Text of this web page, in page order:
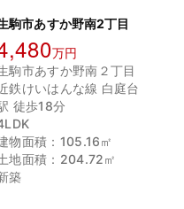
駒市あすか野南2丁目
万円
駒市あすか野南２丁目
鉄けいはんな線 白庭台
徒歩18分
物面積：105.16㎡
地面積：204.72㎡
築